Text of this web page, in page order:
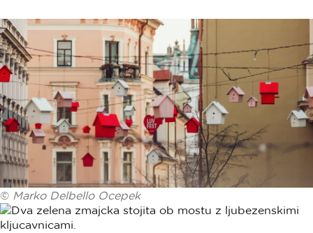
© Marko Delbello Ocepek